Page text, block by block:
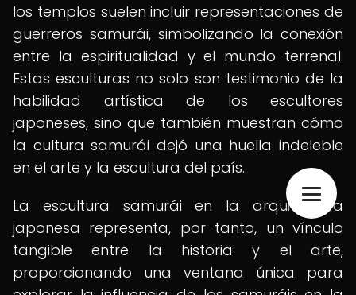
los templos suelen incluir representaciones de
guerreros samurái, simbolizando la conexión
entre la espiritualidad y el mundo terrenal.
Estas esculturas no solo son testimonio de la
habilidad artística de los escultores
japoneses, sino que también muestran cómo
la cultura samurái dejó una huella indeleble
en el arte y la escultura del país.
La escultura samurái en la arquitectura
japonesa representa, por tanto, un vínculo
tangible entre la historia y el arte,
proporcionando una ventana única para